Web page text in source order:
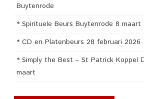
Buytenrode
* Spirituele Beurs Buytenrode 8 maart
* CD en Platenbeurs 28 februari 2026
* Simply the Best – St Patrick Koppel
maart